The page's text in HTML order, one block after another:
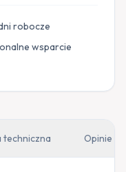
robocze
wsparcie
techniczna Opinie